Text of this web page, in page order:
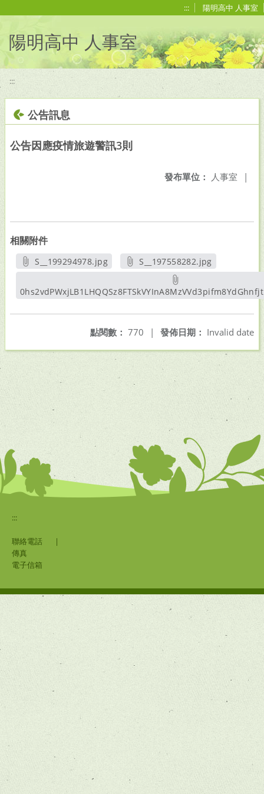
::: 陽明高中 人事室
陽明高中 人事室
:::
公告訊息
公告因應疫情旅遊警訊3則
發布單位： 人事室 |
相關附件
S__199294978.jpg
另開新視窗
S__197558282.jpg
另開新視窗
發佈日期： Invalid date
點閱數： 770 |
:::
聯絡電話
|
傳真
電子信箱